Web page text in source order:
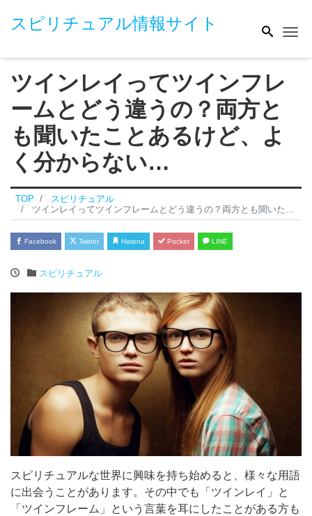
スピリチュアル情報サイト
ツインレイってツインフレ
ームとどう違うの？両方と
も聞いたことあるけど、よ
く分からない…
TOP
スピリチュアル
ツインレイってツインフレームとどう違うの？両方とも聞いたことあるけど、よく分からない…
Facebook Twitter Hatena Pocket LINE
スピリチュアル
スピリチュアルな世界に興味を持ち始めると、様々な用語
に出会うことがあります。その中でも「ツインレイ」と
「ツインフレーム」という言葉を耳にしたことがある方も